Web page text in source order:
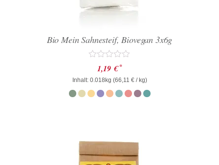
Bio Mein Sahnesteif, Biovegan 3x6g
Bewertet
mit
0
von
5
1,19 € *
Inhalt: 0.018kg (66,11 €/ kg)